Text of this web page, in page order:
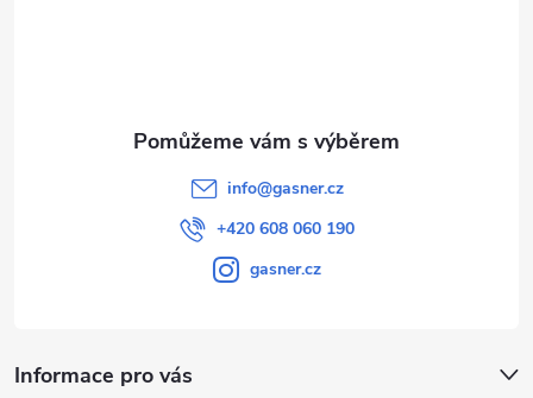
info@gasner.cz
+420 608 060 190
gasner.cz
Informace pro vás